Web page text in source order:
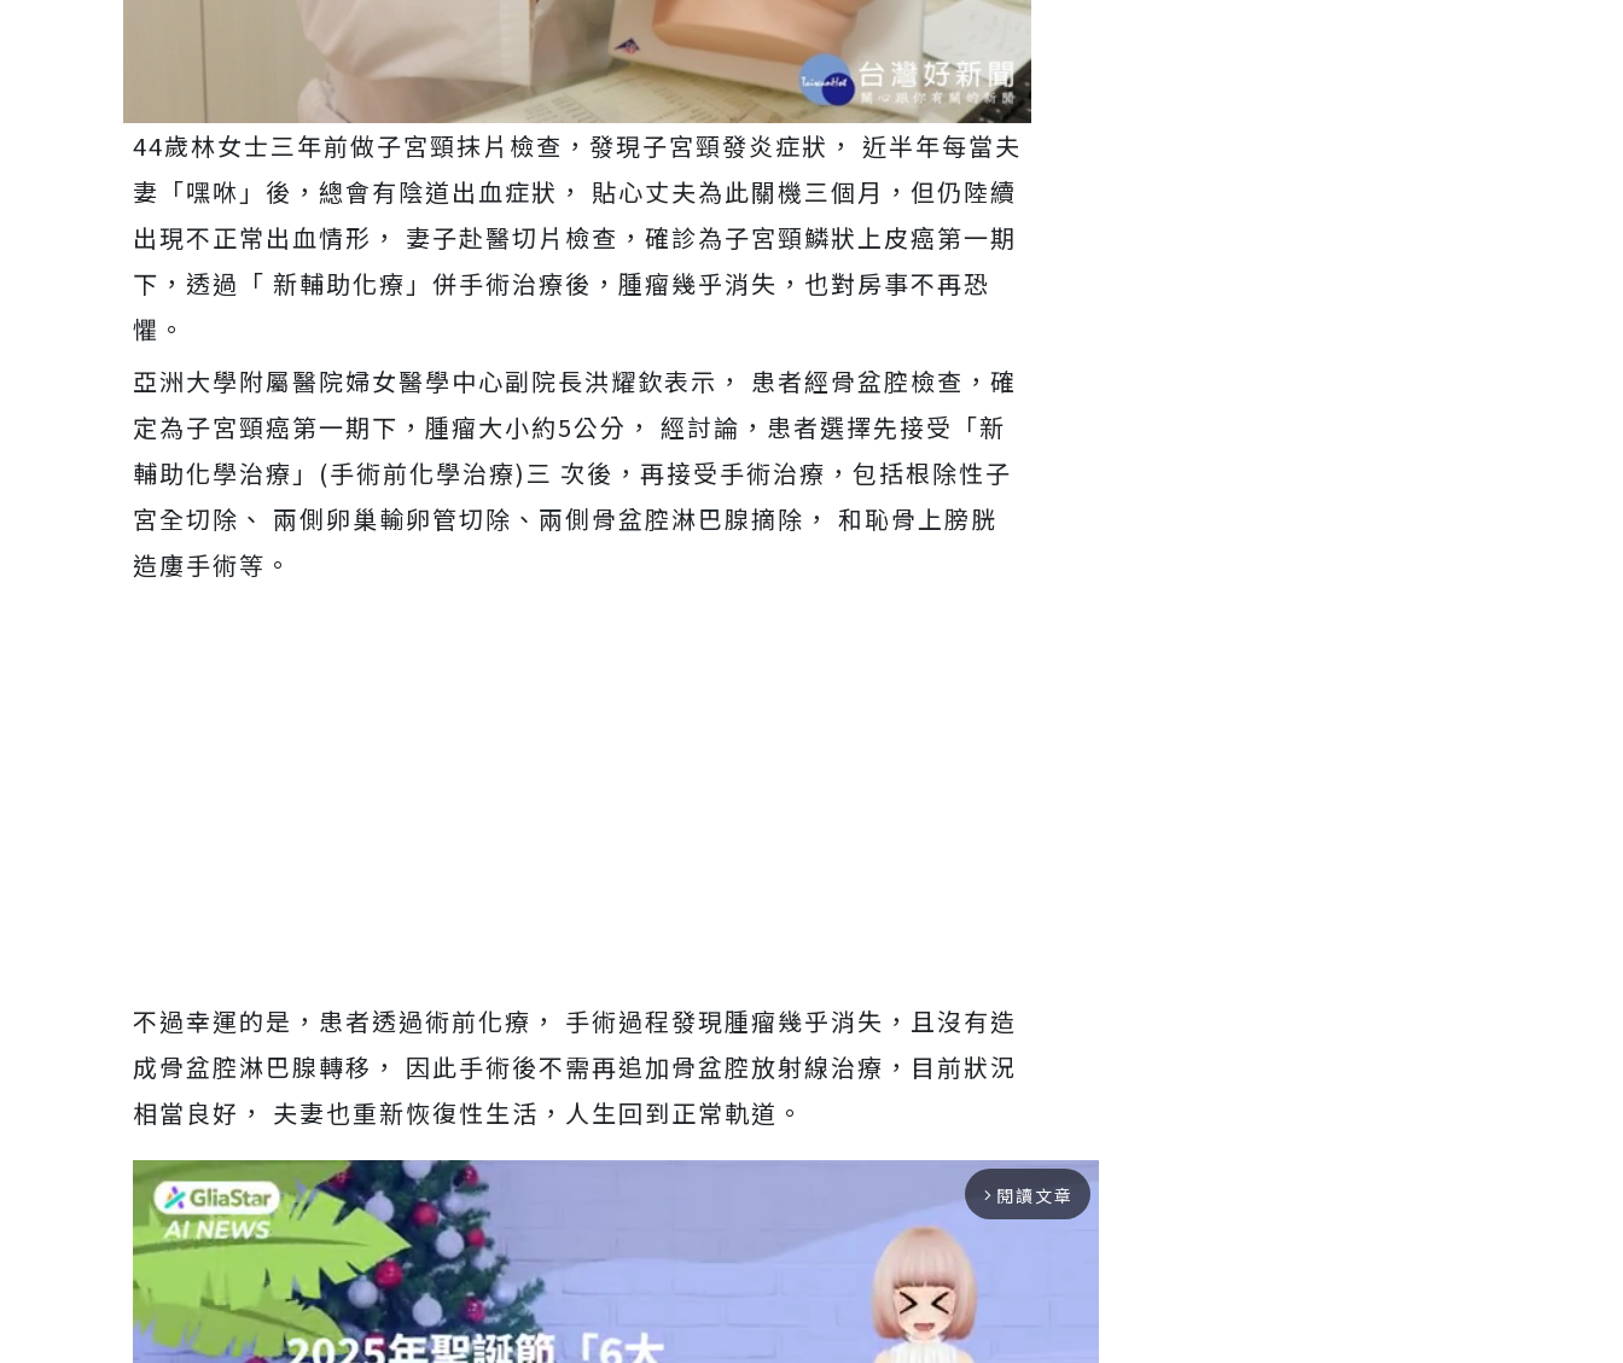
44歲林女士三年前做子宮頸抹片檢查，發現子宮頸發炎症狀， 近半年每當夫
妻「嘿咻」後，總會有陰道出血症狀， 貼心丈夫為此關機三個月，但仍陸續
出現不正常出血情形， 妻子赴醫切片檢查，確診為子宮頸鱗狀上皮癌第一期
下，透過「 新輔助化療」併手術治療後，腫瘤幾乎消失，也對房事不再恐
懼。
亞洲大學附屬醫院婦女醫學中心副院長洪耀欽表示， 患者經骨盆腔檢查，確
定為子宮頸癌第一期下，腫瘤大小約5公分， 經討論，患者選擇先接受「新
輔助化學治療」(手術前化學治療)三 次後，再接受手術治療，包括根除性子
宮全切除、 兩側卵巢輸卵管切除、兩側骨盆腔淋巴腺摘除， 和恥骨上膀胱
造廔手術等。
不過幸運的是，患者透過術前化療， 手術過程發現腫瘤幾乎消失，且沒有造
成骨盆腔淋巴腺轉移， 因此手術後不需再追加骨盆腔放射線治療，目前狀況
相當良好， 夫妻也重新恢復性生活，人生回到正常軌道。
arrow_forward_ios 閱讀文章